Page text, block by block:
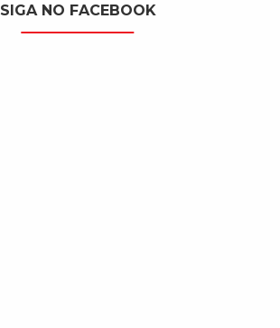
SIGA NO FACEBOOK